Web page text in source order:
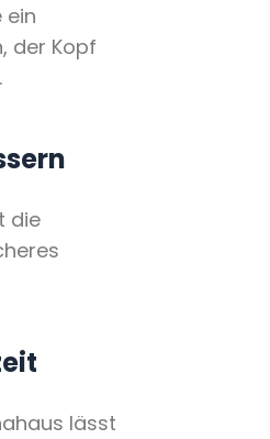
ein
der Kopf
die
lässt